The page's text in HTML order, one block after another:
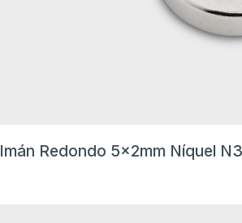
Imán Redondo 5x2mm Níquel